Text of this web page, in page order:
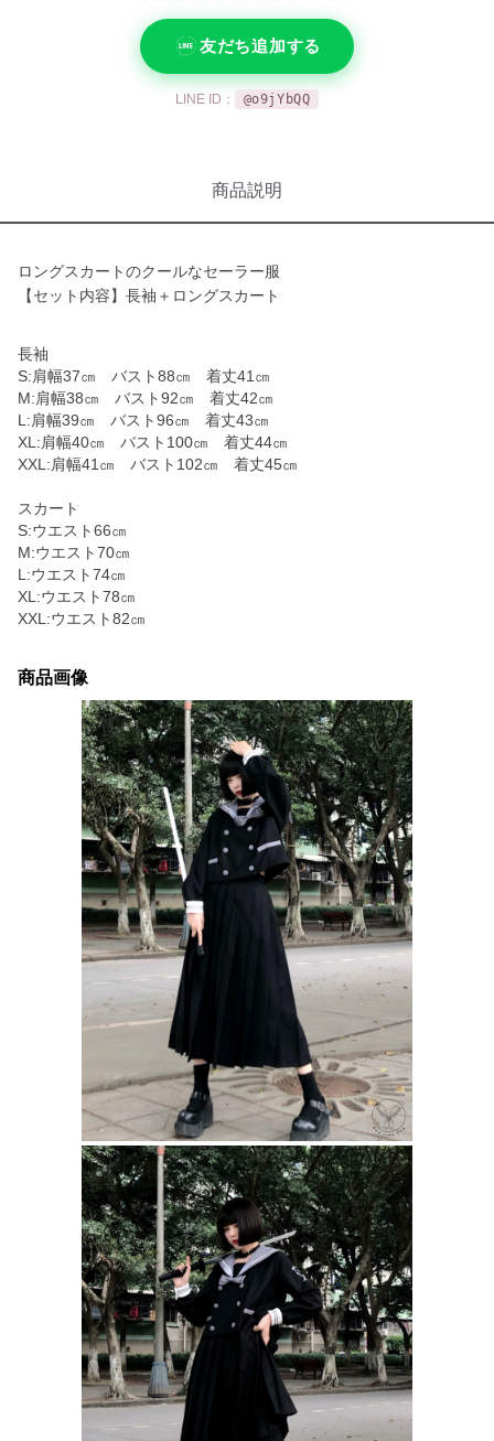
友だち追加する
LINE ID： @o9jYbQQ
商品説明
ロングスカートのクールなセーラー服
【セット内容】長袖＋ロングスカート
長袖
S:肩幅37㎝ バスト88㎝ 着丈41㎝
M:肩幅38㎝ バスト92㎝ 着丈42㎝
L:肩幅39㎝ バスト96㎝ 着丈43㎝
XL:肩幅40㎝ バスト100㎝ 着丈44㎝
XXL:肩幅41㎝ バスト102㎝ 着丈45㎝
スカート
S:ウエスト66㎝
M:ウエスト70㎝
L:ウエスト74㎝
XL:ウエスト78㎝
XXL:ウエスト82㎝
商品画像